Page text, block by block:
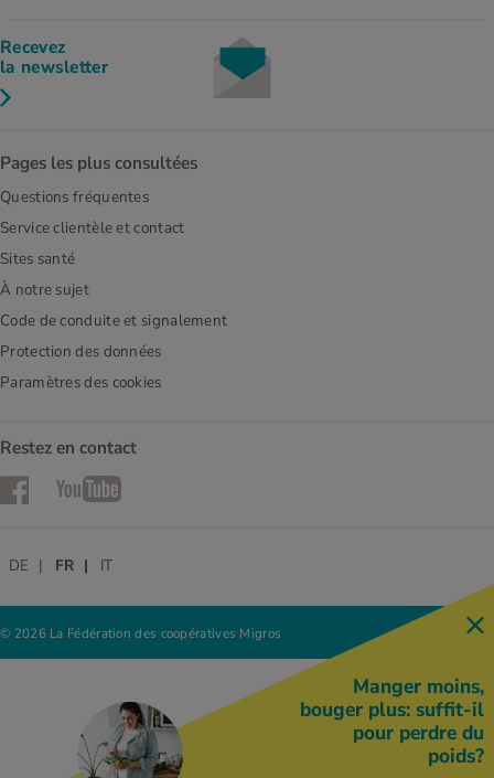
Recevez
la newsletter
Pages les plus consultées
Questions fréquentes
Service clientèle et contact
Sites santé
À notre sujet
Code de conduite et signalement
Protection des données
Paramètres des cookies
Restez en contact
FacebookYouTube
© 2026 La Fédération des coopératives Migros
DE FR IT
Manger moins,
bouger plus: suffit-il
pour perdre du
poids?